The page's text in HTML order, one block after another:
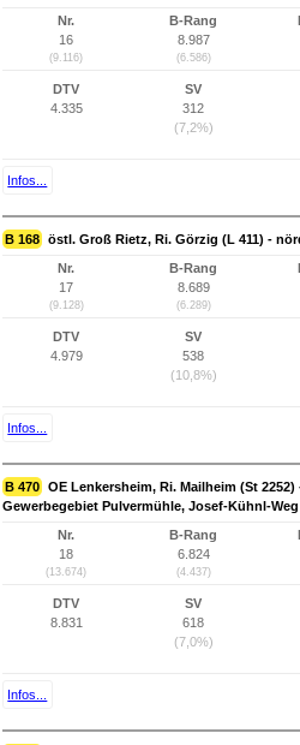
Nr.
16
(9.116)
B-Rang
8.987
(6.586)
DTV
4.335
SV
312
(7,2%)
Infos...
B 168 östl. Groß Rietz, Ri. Görzig (L 411) -
Nr.
17
(9.128)
B-Rang
8.689
(6.289)
DTV
4.979
SV
538
(10,8%)
Infos...
B 470 OE Lenkersheim, Ri. Mailheim (St
Gewerbegebiet Pulvermühle, Josef-Kühnl-Weg
Nr.
18
(13.674)
B-Rang
6.824
(4.437)
DTV
8.831
SV
618
(7,0%)
Infos...